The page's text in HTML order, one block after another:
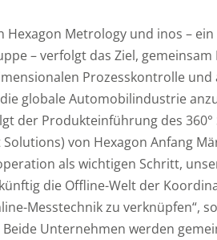
Hexagon Metrology und inos –
– verfolgt das Ziel,
Prozesskontrolle
globale Automobilindustrie
der Produkteinführung des 360°
von Hexagon Anfang
als wichtigen Schritt,
die Offline-Welt der
Messtechnik zu verknüpfen“,
Beide Unternehmen werden